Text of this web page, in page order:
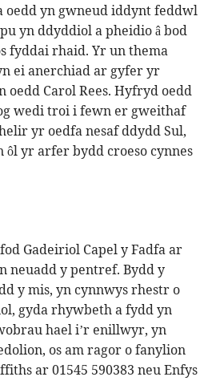
oedd yn gwneud iddynt feddwl
yn ddyddiol a pheidio â bod
fyddai rhaid. Yr un thema
ei anerchiad ar gyfer yr
oedd Carol Rees. Hyfryd oedd
wedi troi i fewn er gweithaf
yr oedfa nesaf ddydd Sul,
ôl yr arfer bydd croeso cynnes
Gadeiriol Capel y Fadfa ar
neuadd y pentref. Bydd y
y mis, yn cynnwys rhestr o
gyda rhywbeth a fydd yn
hael i’r enillwyr, yn
os am ragor o fanylion
ar 01545 590383 neu Enfys